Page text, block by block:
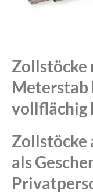
Zollstöcke
Meterstab
vollflächig
Zollstöcke
als